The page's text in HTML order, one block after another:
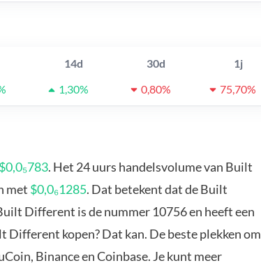
14d 30d
1j
1,30% 0,80% 75,70%
$0,0₅783. Het 24 uurs handelsvolume van Built
met $0,0₆1285. Dat betekent dat de Built
Different is de nummer 10756 en heeft een
kopen? Dat kan. De beste plekken om
Binance en Coinbase. Je kunt meer